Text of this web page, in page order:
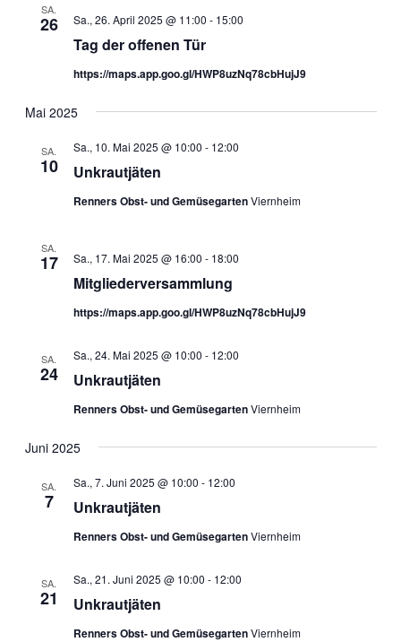
SA.
26
Tag der offenen Tür
Sa., 26. April 2025 @ 11:00 - 15:00
https://maps.app.goo.gl/HWP8uzNq78cbHujJ9
Mai 2025
SA.
10 Unkrautjäten
Sa., 10. Mai 2025 @ 10:00 - 12:00
Renners Obst- und GemüsegartenViernheim
SA.
17
Mitgliederversammlung
Sa., 17. Mai 2025 @ 16:00 - 18:00
https://maps.app.goo.gl/HWP8uzNq78cbHujJ9
SA.
24 Unkrautjäten
Sa., 24. Mai 2025 @ 10:00 - 12:00
Renners Obst- und GemüsegartenViernheim
Juni 2025
SA.
7 Unkrautjäten
Sa., 7. Juni 2025 @ 10:00 - 12:00
Renners Obst- und GemüsegartenViernheim
SA.
21 Unkrautjäten
Sa., 21. Juni 2025 @ 10:00 - 12:00
Renners Obst- und GemüsegartenViernheim